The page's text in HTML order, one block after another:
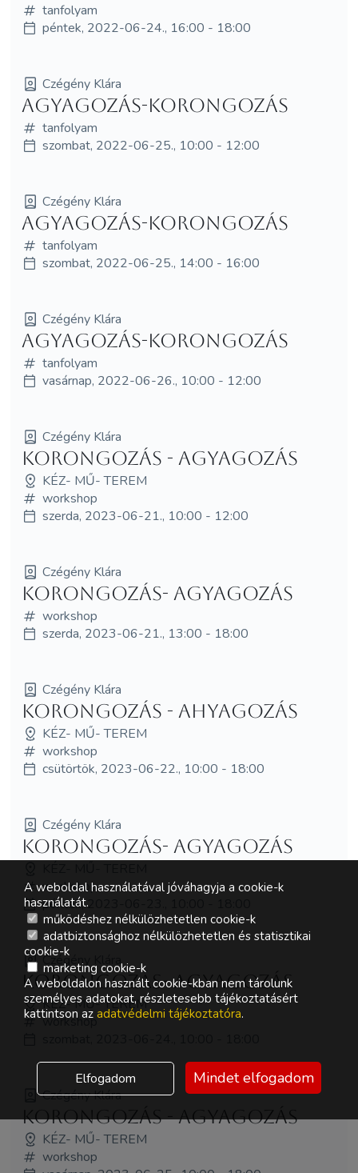
tanfolyam
péntek, 2022-06-24., 16:00 - 18:00
Czégény Klára
Agyagozás-korongozás
tanfolyam
szombat, 2022-06-25., 10:00 - 12:00
Czégény Klára
Agyagozás-korongozás
tanfolyam
szombat, 2022-06-25., 14:00 - 16:00
Czégény Klára
Agyagozás-korongozás
tanfolyam
vasárnap, 2022-06-26., 10:00 - 12:00
Czégény Klára
Korongozás - agyagozás
KÉZ- MŰ- TEREM
workshop
szerda, 2023-06-21., 10:00 - 12:00
Czégény Klára
Korongozás- agyagozás
workshop
szerda, 2023-06-21., 13:00 - 18:00
Czégény Klára
Korongozás - Ahyagozás
KÉZ- MŰ- TEREM
workshop
csütörtök, 2023-06-22., 10:00 - 18:00
Czégény Klára
Korongozás- agyagozás
workshop
péntek, 2023-06-23., 10:00 - 18:00
Czégény Klára
Korongozás- agyagozás
KÉZ- MŰ- TEREM
workshop
Czégény Klára
Korongozás - agyagozás
KÉZ- MŰ- TEREM
workshop
A weboldal használatával jóváhagyja a cookie-k
használatát.
működéshez nélkülözhetetlen cookie-k
adatbiztonsághoz nélkülözhetetlen és statisztikai
cookie-k
marketing cookie-k
A weboldalon használt cookie-kban nem tárolunk
személyes adatokat, részletesebb tájékoztatásért
kattintson az adatvédelmi tájékoztatóra.
Elfogadom Mindet elfogadom